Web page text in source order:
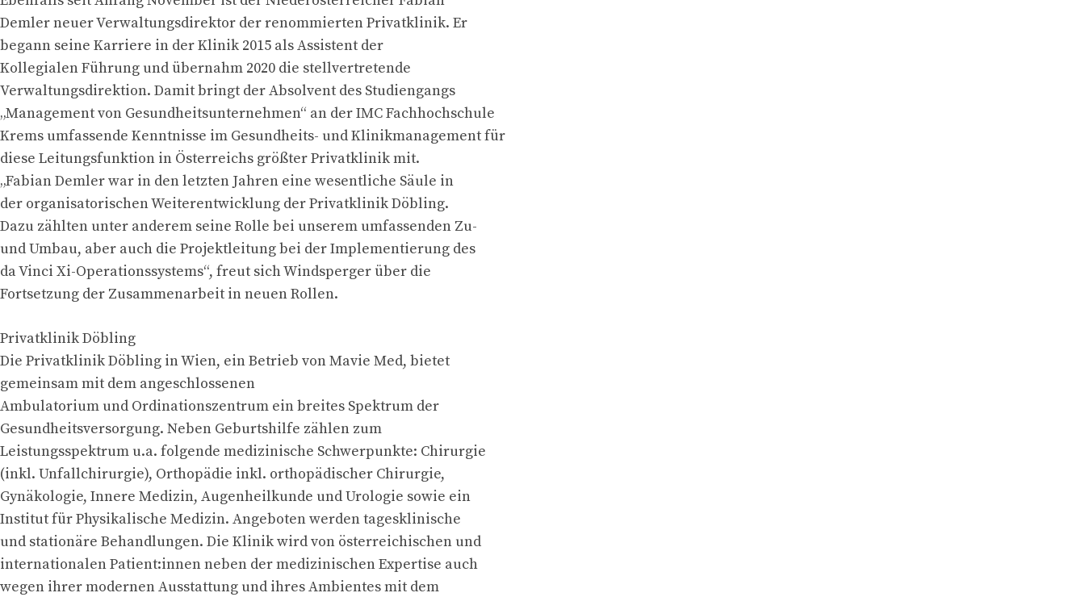
Demler neuer Verwaltungsdirektor der renommierten Privatklinik. Er
begann seine Karriere in der Klinik 2015 als Assistent der
Kollegialen Führung und übernahm 2020 die stellvertretende
Verwaltungsdirektion. Damit bringt der Absolvent des Studiengangs
„Management von Gesundheitsunternehmen“ an der IMC Fachhochschule
Krems umfassende Kenntnisse im Gesundheits- und Klinikmanagement für
diese Leitungsfunktion in Österreichs größter Privatklinik mit.
„Fabian Demler war in den letzten Jahren eine wesentliche Säule in
der organisatorischen Weiterentwicklung der Privatklinik Döbling.
Dazu zählten unter anderem seine Rolle bei unserem umfassenden Zu-
und Umbau, aber auch die Projektleitung bei der Implementierung des
da Vinci Xi-Operationssystems“, freut sich Windsperger über die
Fortsetzung der Zusammenarbeit in neuen Rollen.
Privatklinik Döbling
Die Privatklinik Döbling in Wien, ein Betrieb von Mavie Med, bietet
gemeinsam mit dem angeschlossenen
Ambulatorium und Ordinationszentrum ein breites Spektrum der
Gesundheitsversorgung. Neben Geburtshilfe zählen zum
Leistungsspektrum u.a. folgende medizinische Schwerpunkte: Chirurgie
(inkl. Unfallchirurgie), Orthopädie inkl. orthopädischer Chirurgie,
Gynäkologie, Innere Medizin, Augenheilkunde und Urologie sowie ein
Institut für Physikalische Medizin. Angeboten werden tagesklinische
und stationäre Behandlungen. Die Klinik wird von österreichischen und
internationalen Patient:innen neben der medizinischen Expertise auch
wegen ihrer modernen Ausstattung und ihres Ambientes mit dem